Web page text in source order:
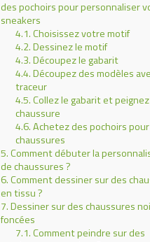
des pochoirs pour personnaliser
sneakers
4.1.Choisissez votre motif
4.2.Dessinez le motif
4.3.Découpez le gabarit
4.4.Découpez des modèles
traceur
4.5.Collez le gabarit et
chaussure
4.6.Achetez des pochoirs
chaussures
5.Comment débuter la
de chaussures ?
6.Comment dessiner sur des
en tissu ?
7.Dessiner sur des chaussures
foncées
7.1.Comment peindre sur des